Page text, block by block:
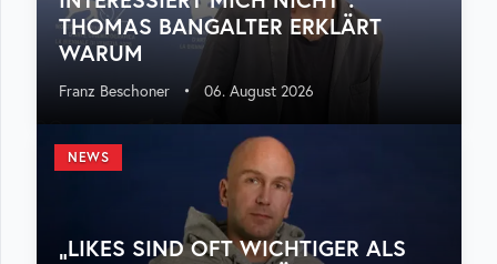
THOMAS BANGALTER ERKLÄRT
WARUM
Franz Beschoner • 06. August 2026
NEWS
„LIKES SIND OFT WICHTIGER ALS